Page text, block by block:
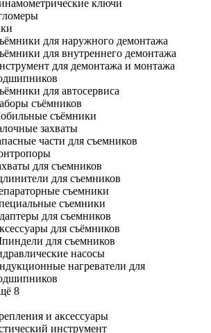
ключи
для наружного демонтажа
для внутреннего демонтажа
для демонтажа и монтажа
для автосервиса
съёмников
съёмники
захваты
части для съемников
для съемников
для съемников
съемники
съемники
для съемников
для съёмников
для съемников
насосы
нагреватели для
8
и аксессуары
инструмент